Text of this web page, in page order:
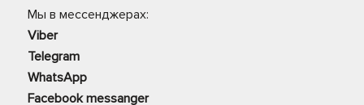
Мы в мессенджерах:
Viber
Telegram
WhatsApp
Facebook messanger